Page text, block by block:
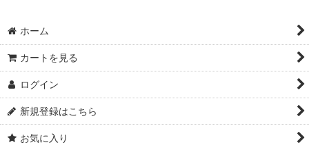
ホーム
カートを見る
ログイン
新規登録はこちら
お気に入り